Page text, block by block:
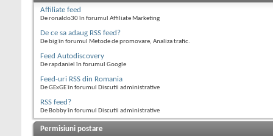
Affiliate feed
De ronaldo30 în forumul Affiliate Marketing
De ce sa adaug RSS feed?
De big în forumul Metode de promovare, Analiza trafic.
Feed Autodiscovery
De rapdaniel în forumul Google
Feed-uri RSS din Romania
De GExGE în forumul Discutii administrative
RSS feed?
De Bobby în forumul Discutii administrative
Permisiuni postare